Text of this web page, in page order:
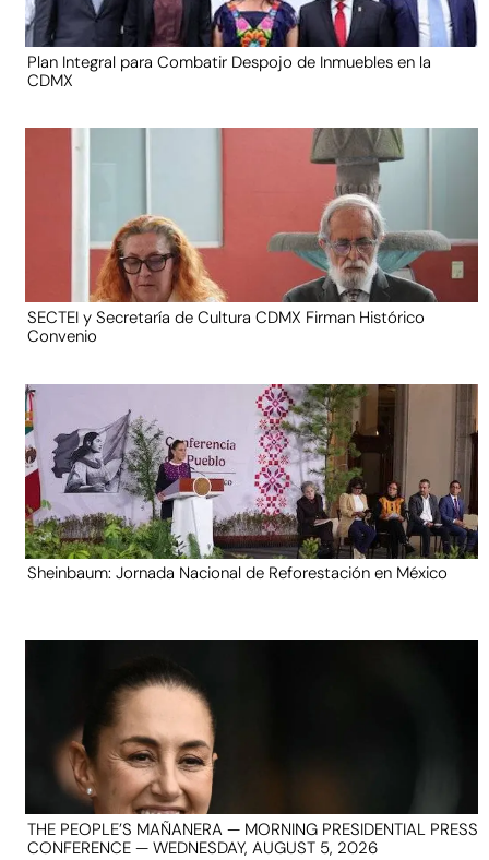
Plan Integral para Combatir Despojo de Inmuebles en la
CDMX
SECTEI y Secretaría de Cultura CDMX Firman Histórico
Convenio
Sheinbaum: Jornada Nacional de Reforestación en México
THE PEOPLE’S MAÑANERA — MORNING PRESIDENTIAL PRESS
CONFERENCE — WEDNESDAY, AUGUST 5, 2026